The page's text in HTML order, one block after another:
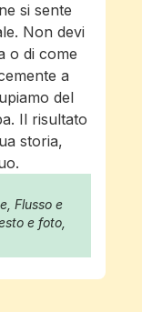
si sente
Non devi
o di come
a
del
Il risultato
storia,
Flusso e
e foto,